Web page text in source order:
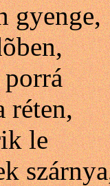
gyenge,
réten,
le